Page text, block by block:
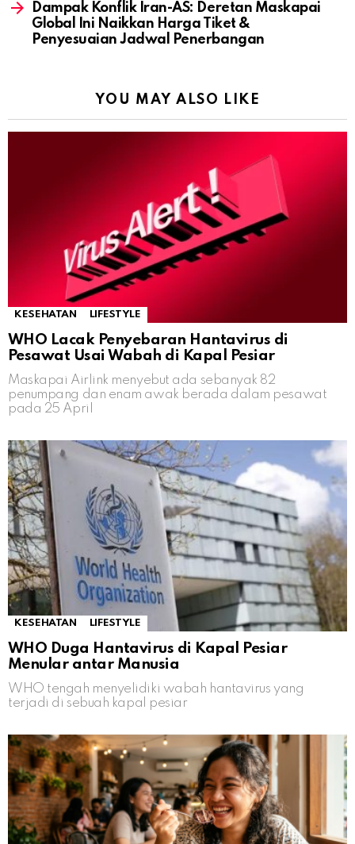
Dampak Konflik Iran-AS: Deretan Maskapai
Global Ini Naikkan Harga Tiket &
Penyesuaian Jadwal Penerbangan
YOU MAY ALSO LIKE
KESEHATAN LIFESTYLE
WHO Lacak Penyebaran Hantavirus di
Pesawat Usai Wabah di Kapal Pesiar
Maskapai Airlink menyebut ada sebanyak 82
penumpang dan enam awak berada dalam pesawat
pada 25 April
KESEHATAN LIFESTYLE
WHO Duga Hantavirus di Kapal Pesiar
Menular antar Manusia
WHO tengah menyelidiki wabah hantavirus yang
terjadi di sebuah kapal pesiar